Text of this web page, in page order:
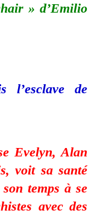
» d’Emilio
l’esclave de
Evelyn, Alan
voit sa santé
temps à se
avec des